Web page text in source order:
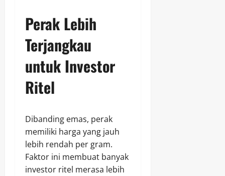
Perak Lebih
Terjangkau
untuk Investor
Ritel
Dibanding emas, perak
memiliki harga yang jauh
lebih rendah per gram.
Faktor ini membuat banyak
investor ritel merasa lebih